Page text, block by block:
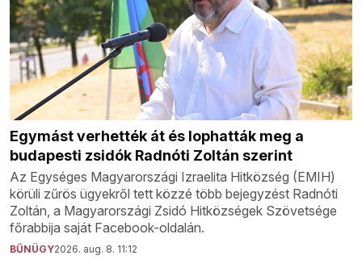
Egymást verhették át és lophatták meg a
budapesti zsidók Radnóti Zoltán szerint
Az Egységes Magyarországi Izraelita Hitközség (EMIH)
körüli zűrös ügyekről tett közzé több bejegyzést Radnóti
Zoltán, a Magyarországi Zsidó Hitközségek Szövetsége
főrabbija saját Facebook-oldalán.
BŰNÜGY2026. aug. 8. 11:12